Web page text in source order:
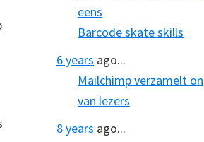
eens
Barcode skate skills
6 years ago...
Mailchimp verzamelt
van lezers
8 years ago...